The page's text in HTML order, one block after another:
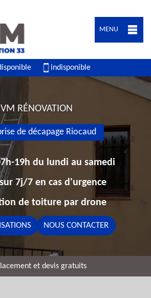
MENU
indisponible
VM RÉNOVATION
de décapage Riocaud
19h du lundi au samedi
7j/7 en cas d'urgence
de toiture par drone
NOUS CONTACTER
et devis gratuits